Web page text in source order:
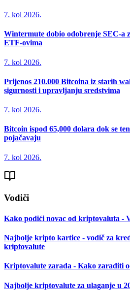
7. kol 2026.
Wintermute dobio odobrenje SEC-a
ETF-ovima
7. kol 2026.
Prijenos 210.000 Bitcoina iz starih
sigurnosti i upravljanju sredstvima
7. kol 2026.
Bitcoin ispod 65,000 dolara dok se
pojačavaju
7. kol 2026.
Vodiči
Kako podići novac od kriptovaluta -
Najbolje kripto kartice - vodič za
kriptovalute
Kriptovalute zarada - Kako zaraditi
Najbolje kriptovalute za ulaganje u